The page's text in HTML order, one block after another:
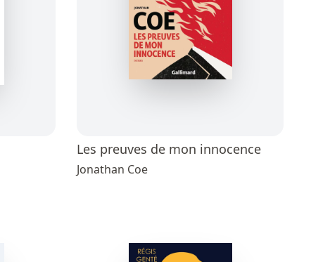
Les preuves de mon innocence
Jonathan Coe